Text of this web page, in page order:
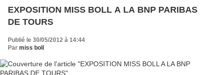
EXPOSITION MISS BOLL A LA BNP PARIBAS
DE TOURS
Publié le 30/05/2012 à 14:44
Par miss boll